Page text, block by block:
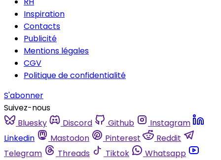
Inspiration
Contacts
Publicité
Mentions légales
CGV
Politique de confidentialité
S'abonner
Suivez-nous
Bluesky
Discord Github
Instagram
Linkedin
Mastodon Pinterest
Reddit
Telegram
Threads Tiktok
Whatsapp